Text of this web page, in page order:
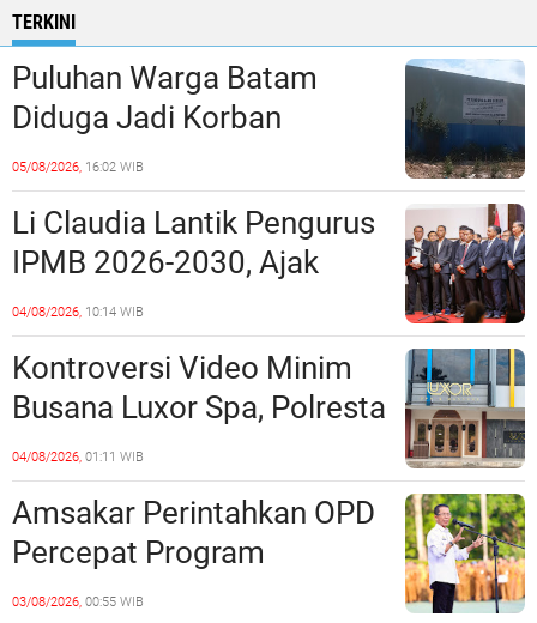
TERKINI
Puluhan Warga Batam
Diduga Jadi Korban
Penipuan Kavling Hingga
Miliaran Rupiah, Laporan ke
Polda Kepri Jalan di
Tempat?
05/08/2026, 16:02 WIB
Li Claudia Lantik Pengurus
IPMB 2026-2030, Ajak
Perkuat Kerukunan dan
Sinergi dengan Pemko
Batam
04/08/2026, 10:14 WIB
Kontroversi Video Minim
Busana Luxor Spa, Polresta
Barelang Usut Tuntas
Unsur Pelanggaran Hukum
04/08/2026, 01:11 WIB
Amsakar Perintahkan OPD
Percepat Program
Prioritas, Targetkan
03/08/2026, 00:55 WIB